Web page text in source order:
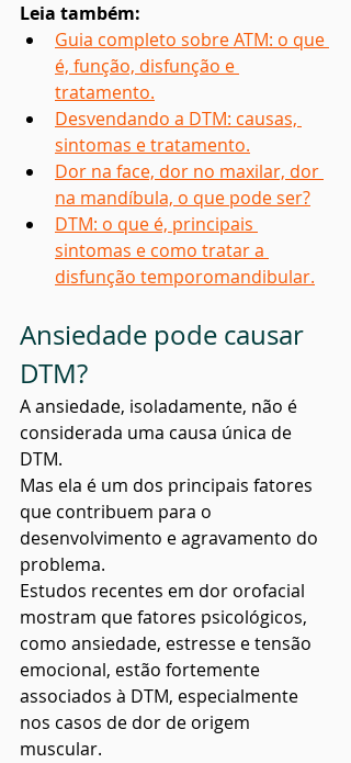
Leia também:
Guia completo sobre ATM: o que
é, função, disfunção e
tratamento.
Desvendando a DTM: causas,
sintomas e tratamento.
Dor na face, dor no maxilar, dor
na mandíbula, o que pode ser?
DTM: o que é, principais
sintomas e como tratar a
disfunção temporomandibular.
Ansiedade pode causar
DTM?
A ansiedade, isoladamente, não é
considerada uma causa única de
DTM.
Mas ela é um dos principais fatores
que contribuem para o
desenvolvimento e agravamento do
problema.
Estudos recentes em dor orofacial
mostram que fatores psicológicos,
como ansiedade, estresse e tensão
emocional, estão fortemente
associados à DTM, especialmente
nos casos de dor de origem
muscular.